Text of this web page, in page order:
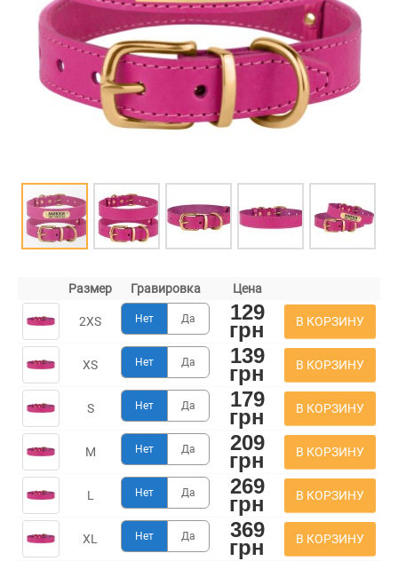
Размер Гравировка Цена
2XS Нет Да 129
грн В КОРЗИНУ
XS Нет Да 139
грн В КОРЗИНУ
S Нет Да 179
грн В КОРЗИНУ
M Нет Да 209
грн В КОРЗИНУ
L Нет Да 269
грн В КОРЗИНУ
XL Нет Да 369
грн В КОРЗИНУ